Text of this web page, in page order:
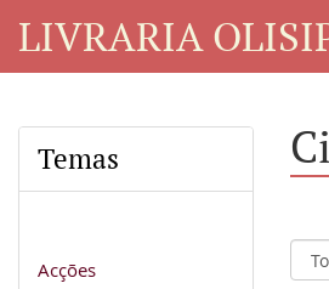
LIVRARIA
Temas
Acções